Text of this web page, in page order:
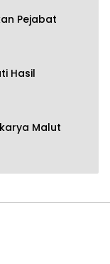
Pejabat
Hasil
Malut